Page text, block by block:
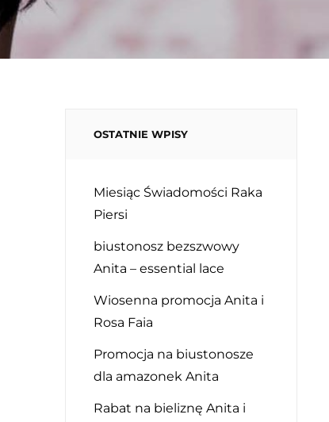
OSTATNIE WPISY
Miesiąc Świadomości Raka
Piersi
biustonosz bezszwowy
Anita – essential lace
Wiosenna promocja Anita i
Rosa Faia
Promocja na biustonosze
dla amazonek Anita
Rabat na bieliznę Anita i